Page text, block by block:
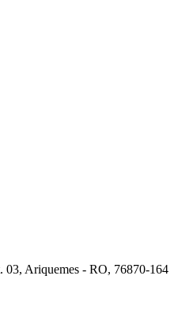
03, Ariquemes - RO, 76870-164